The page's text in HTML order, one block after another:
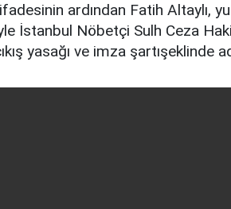
ardından Fatih Altaylı,
İstanbul Nöbetçi Sulh Ceza
yasağı ve imza